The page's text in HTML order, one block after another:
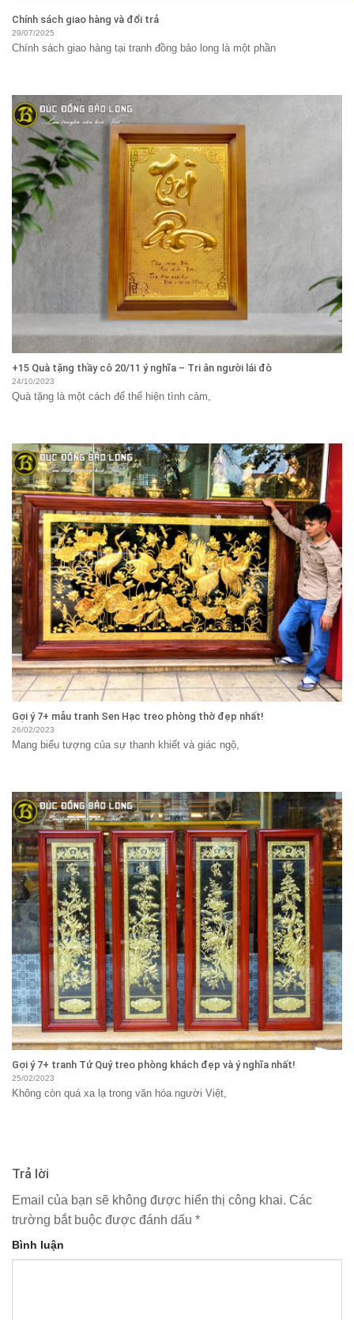
Chính sách giao hàng và đổi trả
29/07/2025
Chính sách giao hàng tại tranh đồng bảo long là một phần
+15 Quà tặng thầy cô 20/11 ý nghĩa – Tri ân người lái đò
24/10/2023
Quà tặng là một cách để thể hiện tình cảm,
Gợi ý 7+ mẫu tranh Sen Hạc treo phòng thờ đẹp nhất!
26/02/2023
Mang biểu tượng của sự thanh khiết và giác ngộ,
Gợi ý 7+ tranh Tứ Quý treo phòng khách đẹp và ý nghĩa nhất!
25/02/2023
Không còn quá xa lạ trong văn hóa người Việt,
Trả lời
Email của bạn sẽ không được hiển thị công khai. Các
trường bắt buộc được đánh dấu *
Bình luận